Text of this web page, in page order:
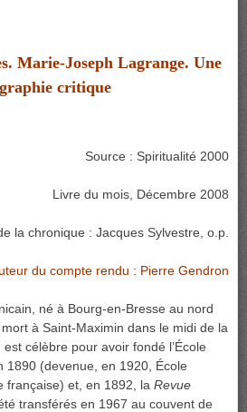
Marie-Joseph Lagrange. Une
critique
Source : Spiritualité 2000
Livre du mois, Décembre 2008
la chronique : Jacques Sylvestre, o.p.
du compte rendu : Pierre Gendron
né à Bourg-en-Bresse au nord
à Saint-Maximin dans le midi de la
célèbre pour avoir fondé l’École
1890 (devenue, en 1920, École
française) et, en 1892, la Revue
transférés en 1967 au couvent de